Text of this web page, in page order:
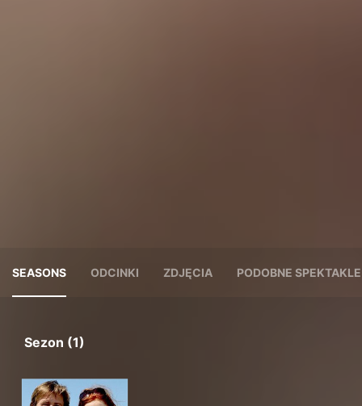
SEASONS ODCINKI ZDJĘCIA PODOBNE SPEKTAKLE
Sezon (1)